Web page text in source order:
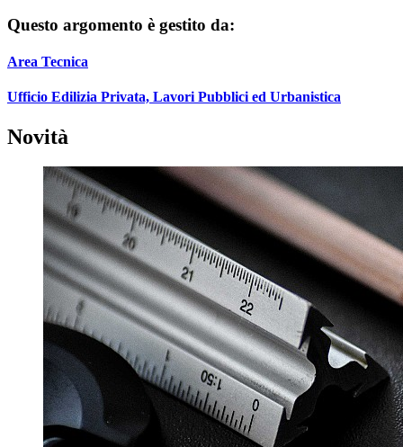
Questo argomento è gestito da:
Area Tecnica
Ufficio Edilizia Privata, Lavori Pubblici ed Urbanistica
Novità